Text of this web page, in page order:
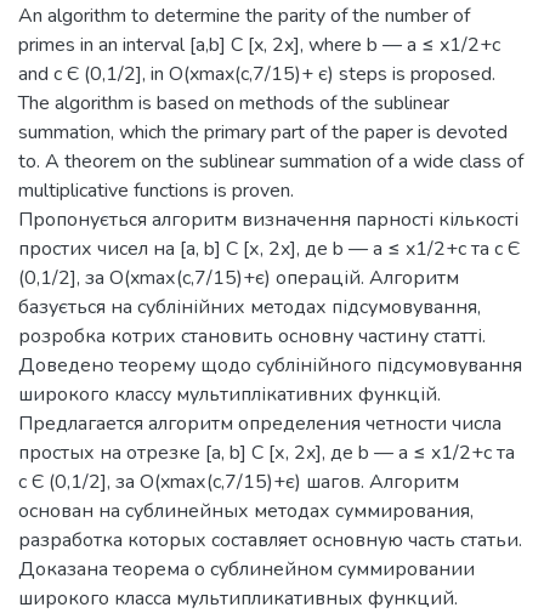
An algorithm to determine the parity of the number of
primes in an interval [a,b] С [x, 2x], where b — a ≤ x1/2+c
and c Є (0,1/2], in O(xmax(c,7/15)+ є) steps is proposed.
The algorithm is based on methods of the sublinear
summation, which the primary part of the paper is devoted
to. A theorem on the sublinear summation of a wide class of
multiplicative functions is proven.
Пропонується алгоритм визначення парності кількості
простих чисел на [a, b] С [х, 2x], де b — а ≤ x1/2+с та с Є
(0,1/2], за O(xmах(с,7/15)+є) операцій. Алгоритм
базується на сублінійних методах підсумовування,
розробка котрих становить основну частину статті.
Доведено теорему щодо сублінійного підсумовування
широкого классу мультиплікативних функцій.
Предлагается алгоритм определения четности числа
простых на отрезке [a, b] С [х, 2x], де b — а ≤ x1/2+с та
с Є (0,1/2], за O(xmах(с,7/15)+є) шагов. Алгоритм
основан на сублинейных методах суммирования,
разработка которых составляет основную часть статьи.
Доказана теорема о сублинейном суммировании
широкого класса мультипликативных функций.